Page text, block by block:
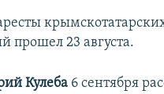
23 августа.
Кулеба 6 сентября